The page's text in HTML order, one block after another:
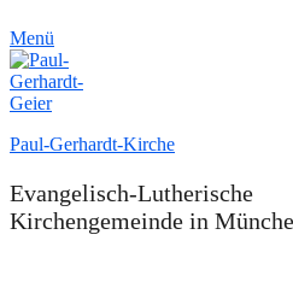
Menü
Paul-Gerhardt-Kirche
Evangelisch-Lutherische
Kirchengemeinde in